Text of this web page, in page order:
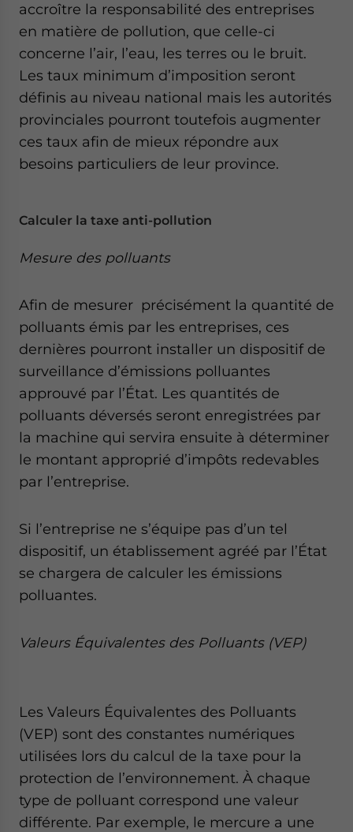
accroître la responsabilité des entreprises
en matière de pollution, que celle-ci
concerne l’air, l’eau, les terres ou le bruit.
Les taux minimum d’imposition seront
définis au niveau national mais les autorités
provinciales pourront toutefois augmenter
ces taux afin de mieux répondre aux
besoins particuliers de leur province.
Calculer la taxe anti-pollution
Mesure des polluants
Afin de mesurer précisément la quantité de
polluants émis par les entreprises, ces
dernières pourront installer un dispositif de
surveillance d’émissions polluantes
approuvé par l’État. Les quantités de
polluants déversés seront enregistrées par
la machine qui servira ensuite à déterminer
le montant approprié d’impôts redevables
par l’entreprise.
Si l’entreprise ne s’équipe pas d’un tel
dispositif, un établissement agréé par l’État
se chargera de calculer les émissions
polluantes.
Valeurs Équivalentes des Polluants (VEP)
Les Valeurs Équivalentes des Polluants
(VEP) sont des constantes numériques
utilisées lors du calcul de la taxe pour la
protection de l’environnement. À chaque
type de polluant correspond une valeur
différente. Par exemple, le mercure a une